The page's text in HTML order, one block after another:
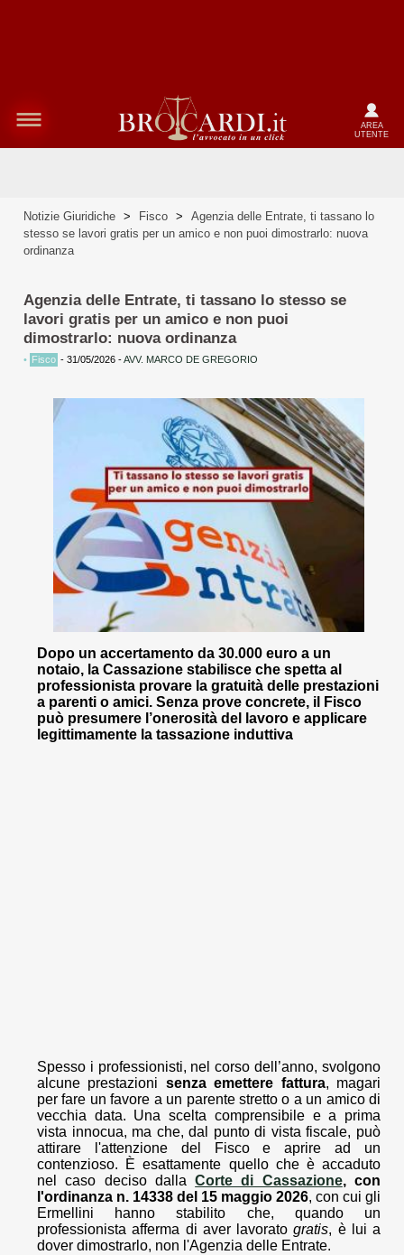
AREA
UTENTE
Notizie Giuridiche > Fisco >
Agenzia delle Entrate, ti tassano lo
stesso se lavori gratis per un amico e non puoi dimostrarlo: nuova
ordinanza
Agenzia delle Entrate, ti tassano lo stesso se
lavori gratis per un amico e non puoi
dimostrarlo: nuova ordinanza
• Fisco - 31/05/2026 -AVV. MARCO DE GREGORIO
Dopo un accertamento da 30.000 euro a un
notaio, la Cassazione stabilisce che spetta al
professionista provare la gratuità delle prestazioni
a parenti o amici. Senza prove concrete, il Fisco
può presumere l’onerosità del lavoro e applicare
legittimamente la tassazione induttiva
Spesso i professionisti, nel corso dell’anno, svolgono
alcune prestazioni senza emettere fattura, magari
per fare un favore a un parente stretto o a un amico di
vecchia data. Una scelta comprensibile e a prima
vista innocua, ma che, dal punto di vista fiscale, può
attirare l'attenzione del Fisco e aprire ad un
contenzioso. È esattamente quello che è accaduto
nel caso deciso dallaCorte di Cassazione, con
l'ordinanza n. 14338 del 15 maggio 2026, con cui gli
Ermellini hanno stabilito che, quando un
professionista afferma di aver lavoratogratis, è lui a
dover dimostrarlo, non l'Agenzia delle Entrate.